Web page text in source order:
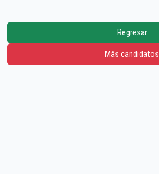
Regresar
Más candidatos